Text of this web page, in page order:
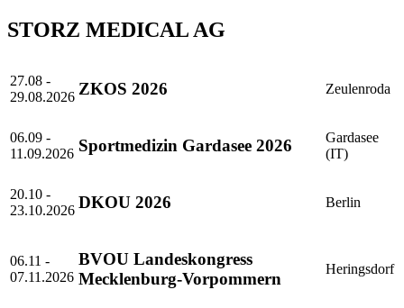
STORZ MEDICAL AG
27.08 -
29.08.2026 ZKOS 2026 Zeulenroda
06.09 -
11.09.2026 Sportmedizin Gardasee 2026
Gardasee
(IT)
20.10 -
23.10.2026 DKOU 2026 Berlin
06.11 -
07.11.2026
BVOU Landeskongress
Mecklenburg-Vorpommern
Heringsdorf